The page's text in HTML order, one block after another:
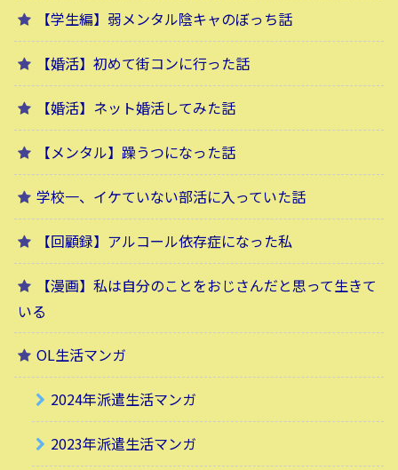
【学生編】弱メンタル陰キャのぼっち話
【婚活】初めて街コンに行った話
【婚活】ネット婚活してみた話
【メンタル】躁うつになった話
学校一、イケていない部活に入っていた話
【回顧録】アルコール依存症になった私
【漫画】私は自分のことをおじさんだと思って生きて
いる
OL生活マンガ
2024年派遣生活マンガ
2023年派遣生活マンガ